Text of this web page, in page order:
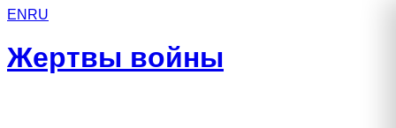
EN RU
Жертвы войны